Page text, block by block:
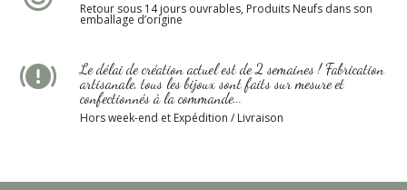
Retour sous 14 jours ouvrables, Produits Neufs dans son
emballage d’origine
Le délai de création actuel est de 2 semaines ! Fabrication
artisanale, tous les bijoux sont faits sur mesure et
confectionnés à la commande...
Hors week-end et Expédition / Livraison